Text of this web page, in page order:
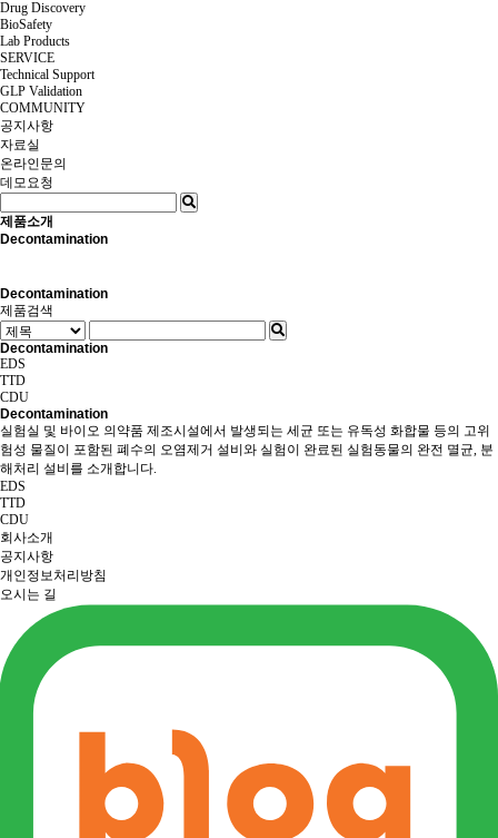
Drug Discovery
BioSafety
Lab Products
SERVICE
Technical Support
GLP Validation
COMMUNITY
공지사항
자료실
온라인문의
데모요청
제품소개
Decontamination
Decontamination
제품검색
Decontamination
EDS
TTD
CDU
Decontamination
실험실 및 바이오 의약품 제조시설에서 발생되는 세균 또는 유독성 화합물 등의 고위
험성 물질이 포함된 폐수의 오염제거 설비와 실험이 완료된 실험동물의 완전 멸균, 분
해처리 설비를 소개합니다.
EDS
TTD
CDU
회사소개
공지사항
개인정보처리방침
오시는 길